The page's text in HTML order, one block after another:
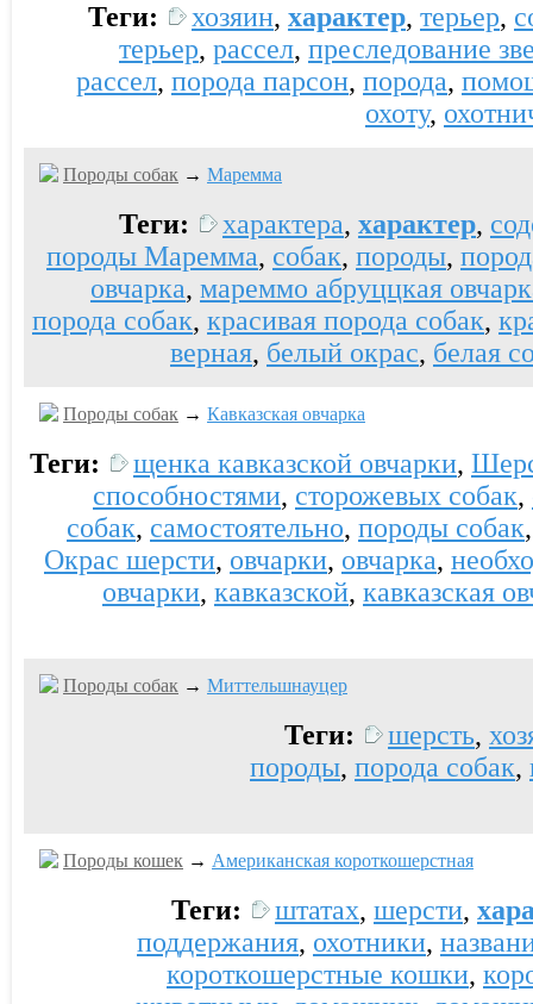
Теги: хозяин, характер, терьер,
терьер, рассел, преследование
рассел, порода парсон, порода,
охоту,
Породы собак → Маремма
Теги: характера, характер,
породы Маремма, собак, породы,
овчарка, мареммо абруццкая
порода собак, красивая порода собак,
верная, белый окрас, белая
Породы собак → Кавказская овчарка
Теги: щенка кавказской овчарки,
способностями, сторожевых собак,
собак, самостоятельно, породы собак
Окрас шерсти, овчарки, овчарка,
овчарки, кавказской, кавказская
Породы собак → Миттельшнауцер
Теги: шерсть,
породы, порода собак,
Породы кошек → Американская короткошерстная
Теги: штатах, шерсти,
поддержания, охотники,
короткошерстные кошки,